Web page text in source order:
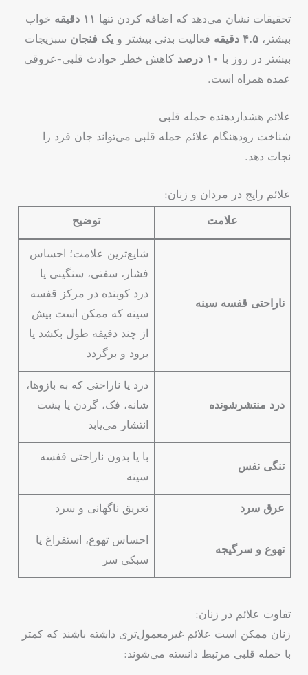
تحقیقات نشان می‌دهد که اضافه کردن تنها ۱۱ دقیقه
خواب
بیشتر،۴.۵ دقیقه فعالیت بدنی بیشتر ویک فنجان سبزیجات
بیشتر در روز با ۱۰ درصد
کاهش خطر حوادث قلبی-عروقی
عمده همراه است.
علائم هشداردهنده حمله قلبی
شناخت زودهنگام علائم حمله قلبی می‌تواند جان فرد را
نجات دهد.
علائم رایج در مردان و زنان:
علامت
توضیح
ناراحتی قفسه سینه
شایع‌ترین علامت؛ احساس
فشار، سفتی، سنگینی یا
درد کوبنده در مرکز قفسه
سینه که ممکن است بیش
از چند دقیقه طول بکشد یا
برود و برگردد
درد منتشرشونده
درد یا ناراحتی که به بازوها،
شانه، فک، گردن یا پشت
انتشار می‌یابد
تنگی نفس
با یا بدون ناراحتی قفسه
سینه
عرق سرد
تعریق ناگهانی و سرد
تهوع و سرگیجه
احساس تهوع، استفراغ یا
سبکی سر
تفاوت علائم در زنان:
زنان ممکن است علائم غیرمعمول‌تری داشته باشند که کمتر
با حمله قلبی مرتبط دانسته می‌شوند: